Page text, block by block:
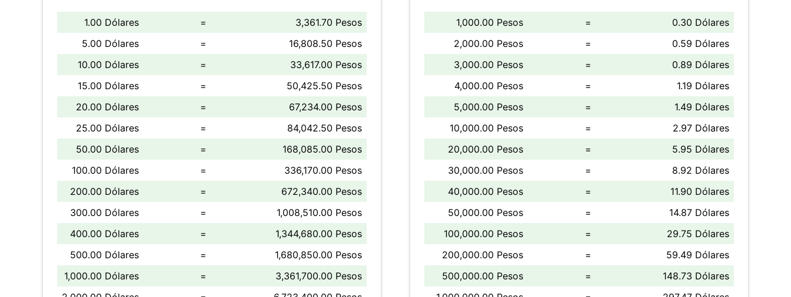
1.00 Dólares =
3,361.70 Pesos
5.00 Dólares
=
16,808.50 Pesos
10.00 Dólares
=
33,617.00 Pesos
15.00 Dólares
=
50,425.50 Pesos
20.00 Dólares
=
67,234.00 Pesos
25.00 Dólares
=
84,042.50 Pesos
50.00 Dólares
=
168,085.00 Pesos
100.00 Dólares
=
336,170.00 Pesos
200.00 Dólares
=
672,340.00 Pesos
300.00 Dólares
=
1,008,510.00 Pesos
400.00 Dólares
=
1,344,680.00 Pesos
500.00 Dólares
=
1,680,850.00 Pesos
1,000.00 Dólares
=
3,361,700.00 Pesos
1,000.00 Pesos =
0.30 Dólares
2,000.00 Pesos
=
0.59 Dólares
3,000.00 Pesos
=
0.89 Dólares
4,000.00 Pesos
=
1.19 Dólares
5,000.00 Pesos
=
1.49 Dólares
10,000.00 Pesos
=
2.97 Dólares
20,000.00 Pesos
=
5.95 Dólares
30,000.00 Pesos
=
8.92 Dólares
40,000.00 Pesos
=
11.90 Dólares
50,000.00 Pesos
=
14.87 Dólares
100,000.00 Pesos
=
29.75 Dólares
200,000.00 Pesos
=
59.49 Dólares
500,000.00 Pesos
=
148.73 Dólares